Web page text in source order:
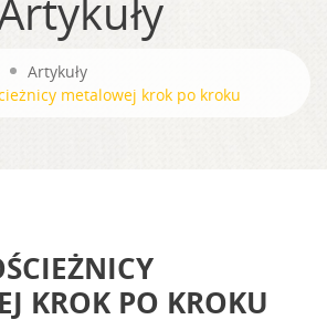
Artykuły
metalowej krok po kroku
KROK PO KROKU